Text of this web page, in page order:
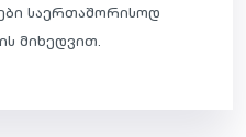
საერთაშორისოდ
მიხედვით.